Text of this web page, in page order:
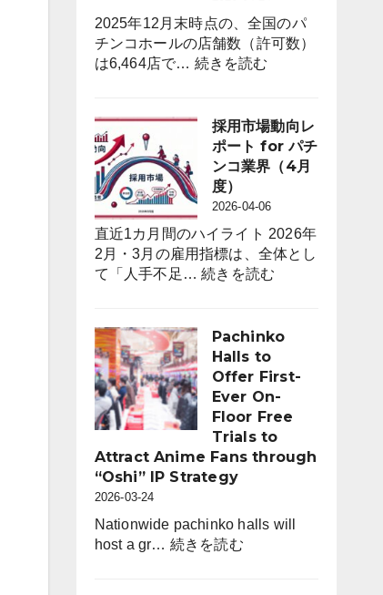
2025年12月末時点の、全国のパ
チンコホールの店舗数（許可数）
は6,464店で… 続きを読む
12
月
末
点
パ
チ
ン
ー
ル
は
6,464
店。
前
年
店
採用市場動向レ
ポート for パチ
ンコ業界（4月
度）
2026-04-06
直近1カ月間のハイライト 2026年
2月・3月の雇用指標は、全体とし
て「人手不足…続きを読む
市
動
向
レ
ポ
ー
チ
Pachinko
Halls to
Offer First-
Ever On-
Floor Free
Trials to
Attract Anime Fans through
“Oshi” IP Strategy
2026-03-24
Nationwide pachinko halls will
host a gr… 続きを読む: